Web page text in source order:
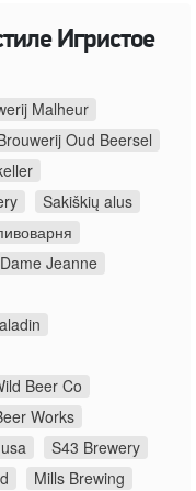
Игристое
Malheur
Oud Beersel
Sakiškių alus
Dame Jeanne
Beer Co
Works
S43 Brewery
Mills Brewing